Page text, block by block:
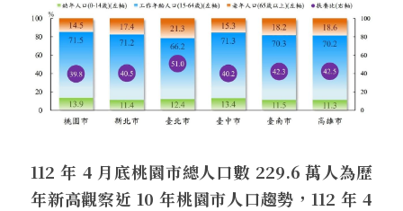
112 年 4 月底桃園市總人口數 229.6 萬人為歷
年新高觀察近 10 年桃園市人口趨勢，112 年 4